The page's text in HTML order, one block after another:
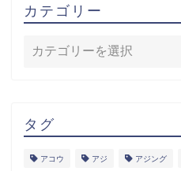
カテゴリー
タグ
アコウ アジ アジング